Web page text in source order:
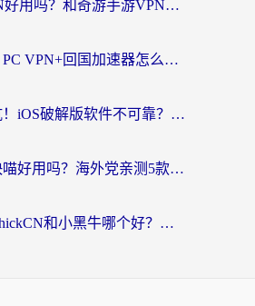
ChickCN VPN好用吗？和奇游手游VPN对比哪个回国效果更好？海外党亲测实用指南
海外党必看：PC VPN+回国加速器怎么选？无缝访问国内资源全攻略
海外党别踩坑！iOS破解版软件不可靠？教你选对回国加速器无缝看国内资源
雷神手游和快喵好用吗？海外党亲测5款回国加速器，附斧牛Bling对比+微信视频号解决办法
海外党纠结ChickCN和小黑牛哪个好？一篇帮你选对回国加速器的实用指南